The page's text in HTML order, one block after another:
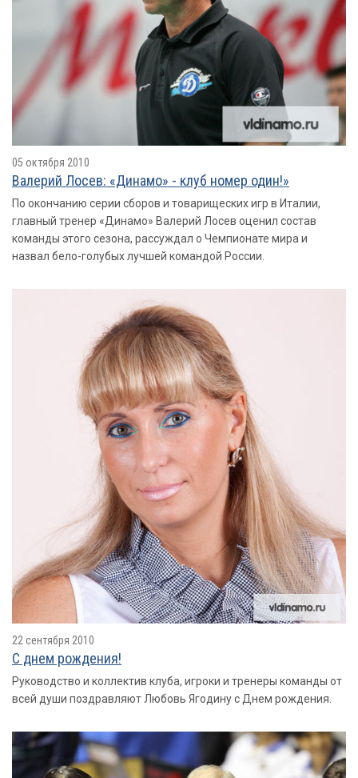
05 октября 2010
Валерий Лосев: «Динамо» - клуб номер один!»
По окончанию серии сборов и товарищеских игр в Италии,
главный тренер «Динамо» Валерий Лосев оценил состав
команды этого сезона, рассуждал о Чемпионате мира и
назвал бело-голубых лучшей командой России.
22 сентября 2010
С днем рождения!
Руководство и коллектив клуба, игроки и тренеры команды от
всей души поздравляют Любовь Ягодину с Днем рождения.